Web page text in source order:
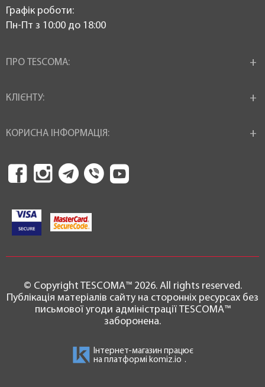
Графік роботи:
Пн-Пт з 10:00 до 18:00
ПРО TESCOMA:
КЛІЄНТУ:
КОРИСНА ІНФОРМАЦІЯ:
© Copyright TESCOMA™ 2026. All rights reserved.
Публікація матеріалів сайту на сторонніх ресурсах без
письмової угоди адміністрації TESCOMA™
заборонена.
Інтернет-магазин працює
на платформі komiz.io .